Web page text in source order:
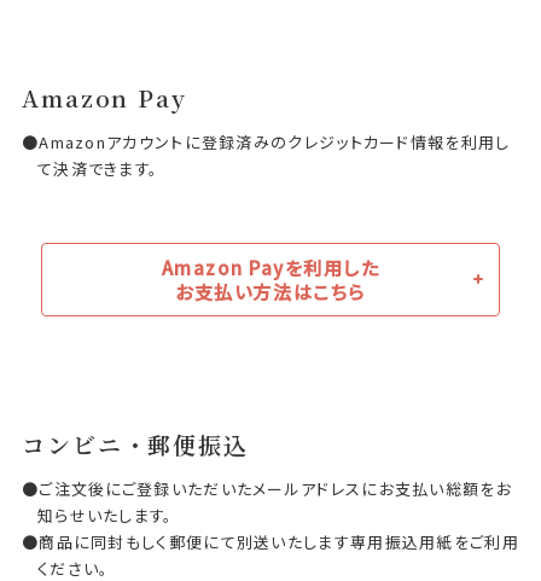
Amazon Pay
Amazonアカウントに登録済みのクレジットカード情報を利用し
て決済できます。
Amazon Payを利用した
お支払い方法はこちら
コンビニ・郵便振込
ご注文後にご登録いただいたメールアドレスにお支払い総額をお
知らせいたします。
商品に同封もしく郵便にて別送いたします専用振込用紙をご利用
ください。